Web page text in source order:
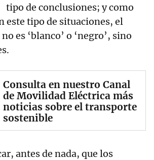
tipo de conclusiones; y como
este tipo de situaciones, el
es ‘blanco’ o ‘negro’, sino
Consulta en nuestro Canal
de Movilidad Eléctrica más
noticias sobre el transporte
sostenible
antes de nada, que los